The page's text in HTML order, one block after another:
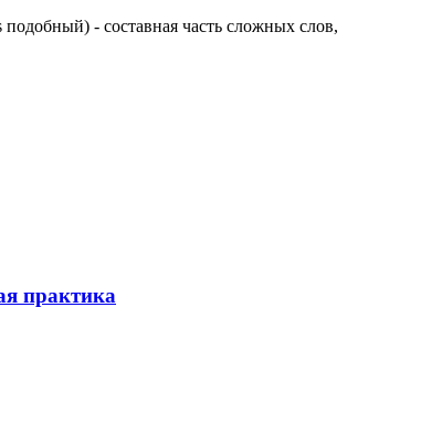
- составная часть сложных слов,
практика